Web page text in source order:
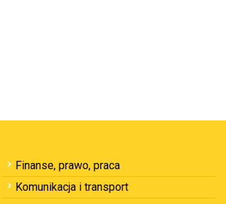
Finanse, prawo, praca
Komunikacja i transport